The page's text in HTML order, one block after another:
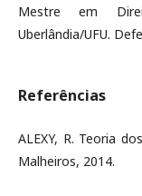
Mestre em
Uberlândia/UFU.
Referências
ALEXY, R. Teoria
Malheiros, 2014.